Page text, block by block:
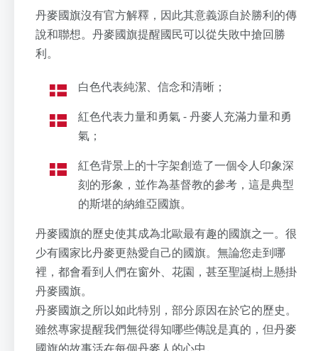
丹麥國旗沒有官方解釋，因此其意義源自於勝利的傳
說和聯想。丹麥國旗提醒國民可以從失敗中搶回勝
利。
白色代表純潔、信念和清晰；
紅色代表力量和勇氣 - 丹麥人充滿力量和勇
氣；
紅色背景上的十字架創造了一個令人印象深
刻的形象，並作為基督教的參考，這是典型
的斯堪的納維亞國旗。
丹麥國旗的歷史使其成為北歐最有趣的國旗之一。很
少有國家比丹麥更熱愛自己的國旗。無論您走到哪
裡，都會看到人們在窗外、花園，甚至聖誕樹上懸掛
丹麥國旗。
丹麥國旗之所以如此特別，部分原因在於它的歷史。
雖然專家提醒我們無從得知哪些傳說是真的，但丹麥